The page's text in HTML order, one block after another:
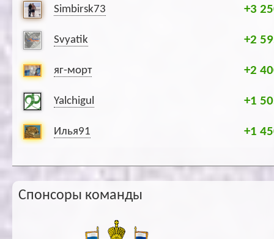
Simbirsk73 +3
Svyatik +2
яг-морт +2
Yalchigul +1
Илья91 +1
Спонсоры команды